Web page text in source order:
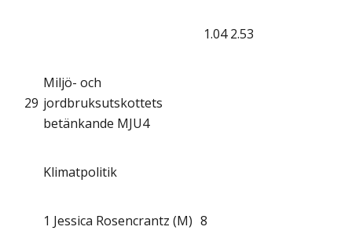
1.04 2.53
29
Miljö- och
jordbruksutskottets
betänkande MJU4
Klimatpolitik
1 Jessica Rosencrantz (M) 8